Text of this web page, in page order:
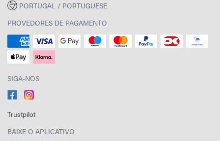
PORTUGAL / PORTUGUESE
PROVEDORES DE PAGAMENTO
SIGA-NOS
Trustpilot
BAIXE O APLICATIVO